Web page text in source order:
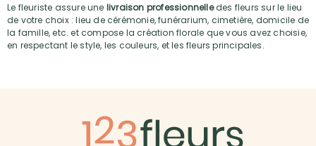
Le fleuriste assure une livraison professionnelledes fleurs sur le lieu
de votre choix : lieu de cérémonie, funérarium, cimetière, domicile de
la famille, etc. et compose la création florale que vous avez choisie,
en respectant le style, les couleurs, et les fleurs principales.